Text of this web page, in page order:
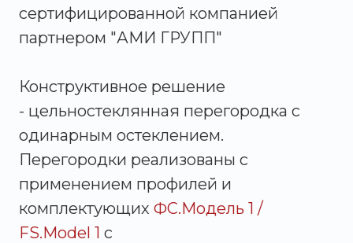
сертифицированной компанией
партнером "АМИ ГРУПП"
Конструктивное решение
- цельностеклянная перегородка с
одинарным остеклением.
Перегородки реализованы с
применением профилей и
комплектующих ФС.Модель 1 /
FS.Model 1 с